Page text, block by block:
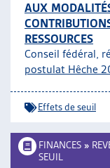
AUX
RESSOURCES
Conseil fédéral,
postulat Hêche
Effets de seuil
FINANCES »
SEUIL